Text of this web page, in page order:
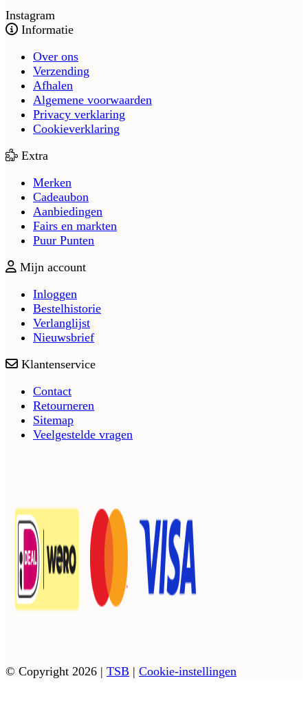
Instagram
Informatie
Over ons
Verzending
Afhalen
Algemene voorwaarden
Privacy verklaring
Cookieverklaring
Extra
Merken
Cadeaubon
Aanbiedingen
Fairs en markten
Puur Punten
Mijn account
Inloggen
Bestelhistorie
Verlanglijst
Nieuwsbrief
Klantenservice
Contact
Retourneren
Sitemap
Veelgestelde vragen
© Copyright 2026 | TSB | Cookie-instellingen